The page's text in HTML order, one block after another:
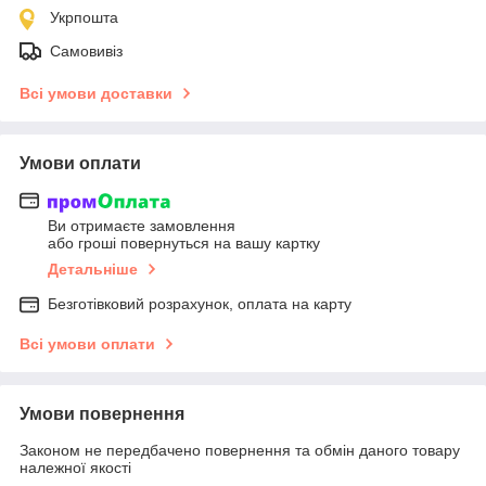
Укрпошта
Самовивіз
Всі умови доставки
Умови оплати
Ви отримаєте замовлення
або гроші повернуться на вашу картку
Детальніше
Безготівковий розрахунок, оплата на карту
Всі умови оплати
Умови повернення
Законом не передбачено повернення та обмін даного товару
належної якості